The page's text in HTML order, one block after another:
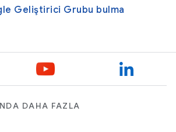
Geliştirici Grubu bulma
DAHA FAZLA